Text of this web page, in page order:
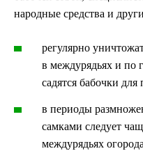
народные средства и
регулярно
в междурядьях и по
садятся бабочки для
в периоды
самками следует
междурядьях